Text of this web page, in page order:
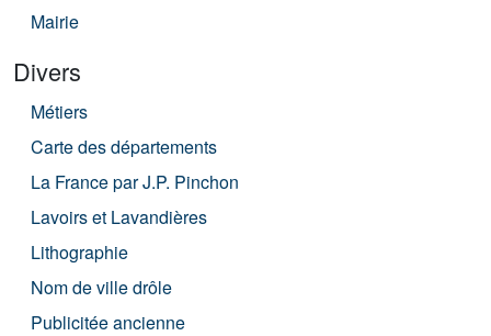
Mairie
Divers
Métiers
Carte des départements
La France par J.P. Pinchon
Lavoirs et Lavandières
Lithographie
Nom de ville drôle
Publicitée ancienne